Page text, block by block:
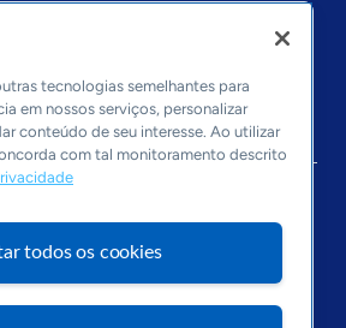
tecnologias semelhantes para
em nossos serviços, personalizar
conteúdo de seu interesse. Ao utilizar
com tal monitoramento descrito
todos os cookies